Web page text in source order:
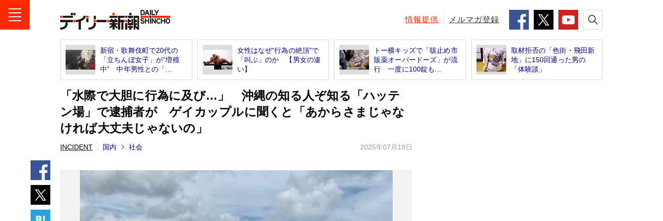
情報提供 メルマガ登録
新宿・歌舞伎町で20代の
「立ちんぼ女子」が“増殖
中” 中年男性との「...
女性はなぜ“行為の絶頂”で
「叫ぶ」のか 【男女の違
い】
トー横キッズで「咳止め市
販薬オーバードーズ」が流
行 一度に100錠も...
取材拒否の「色街・飛田新
地」に150回通った男の
「体験談」
「水際で大胆に行為に及び…」 沖縄の知る人ぞ知る「ハッテ
ン場」で逮捕者が ゲイカップルに聞くと「あからさまじゃな
ければ大丈夫じゃないの」
INCIDENT 国内 社会 2025年07月19日